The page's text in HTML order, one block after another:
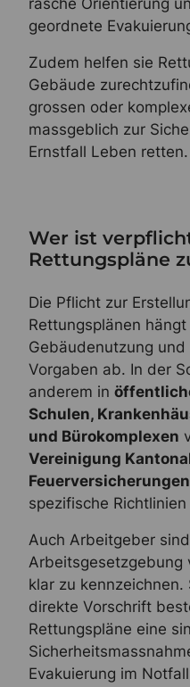
geordnete
Zudem helfen sie
Gebäude
grossen oder
massgeblich zur
Ernstfall Leben retten.
Wer ist
Rettungspläne
Die Pflicht zur
Rettungsplänen
Gebäudenutzung
Vorgaben ab. In der
anderem in
Schulen,
und Bürokomplexen
Vereinigung
spezifische Richtlinien
Auch Arbeitgeber
Arbeitsgesetzgebung
klar zu
direkte Vorschrift
Rettungspläne eine
Evakuierung im